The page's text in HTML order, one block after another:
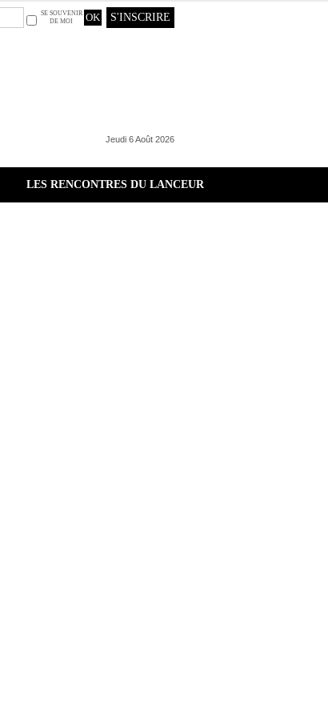
SE SOUVENIR
DE MOI
S'INSCRIRE
Jeudi 6 Août 2026
LES RENCONTRES DU LANCEUR